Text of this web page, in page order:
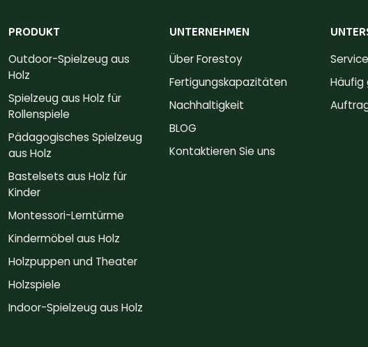
PRODUKT
Outdoor-Spielzeug aus
Holz
Spielzeug aus Holz für
Rollenspiele
Pädagogisches Spielzeug
aus Holz
Bastelsets aus Holz für
Kinder
Montessori-Lerntürme
Kindermöbel aus Holz
Holzpuppen und Theater
Holzspiele
Indoor-Spielzeug aus Holz
UNTERNEHMEN
Über Forestoy
Fertigungskapazitäten
Nachhaltigkeit
BLOG
Kontaktieren Sie uns
Service
Häufig